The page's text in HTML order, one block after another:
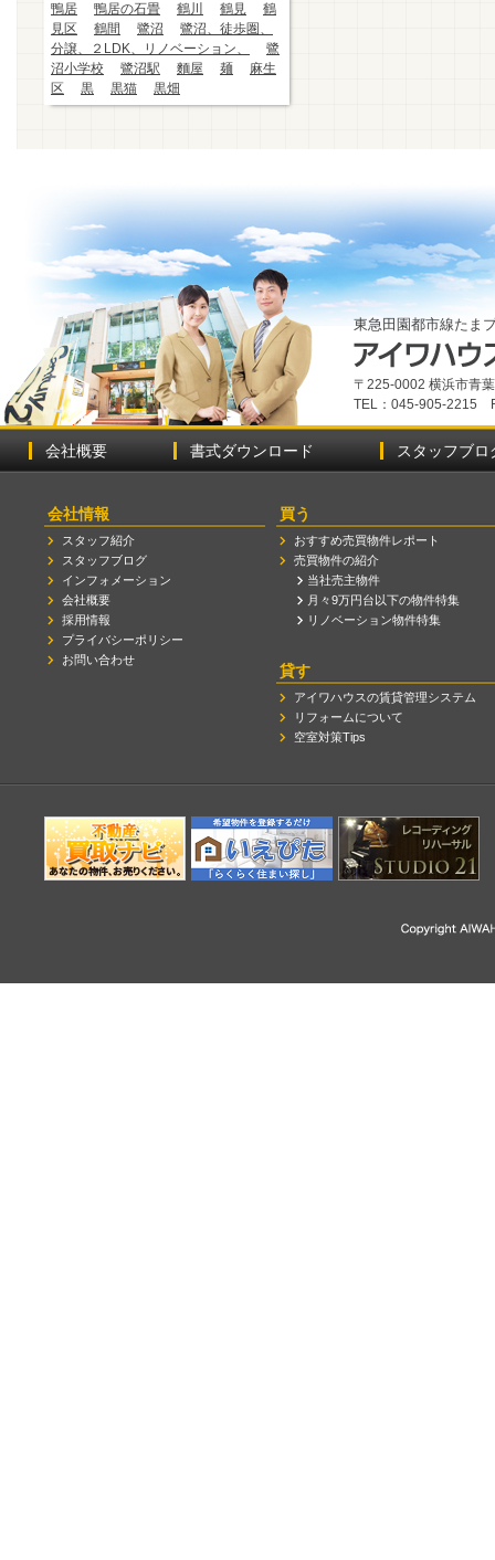
鴨居
鴨居の石畳 鶴川 鶴見
鶴
見区
鶴間 鷺沼
鷺沼、徒歩圏、
分譲、２LDK、リノベーション、
鷺
沼小学校
鷺沼駅 麵屋 麺
麻生
区
黒 黒猫 黒畑
東急田園都市線たま
〒225-0002 横浜市青
TEL：045-905-2215
会社概要 書式ダウンロード スタッフブロ
会社情報
スタッフ紹介
スタッフブログ
インフォメーション
会社概要
採用情報
プライバシーポリシー
お問い合わせ
買う
おすすめ売買物件レポート
売買物件の紹介
当社売主物件
月々9万円台以下の物件特集
リノベーション物件特集
貸す
アイワハウスの賃貸管理システム
リフォームについて
空室対策Tips